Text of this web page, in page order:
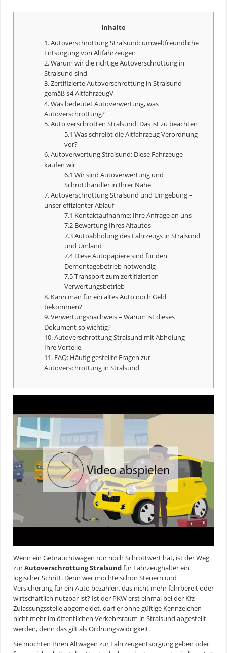
Inhalte
1. Autoverschrottung Stralsund: umweltfreundliche
Entsorgung von Altfahrzeugen
2. Warum wir die richtige Autoverschrottung in
Stralsund sind
3. Zertifizierte Autoverschrottung in Stralsund
gemäß §4 AltfahrzeugV
4. Was bedeutetAutoverwertung, was
Autoverschrottung?
5. Auto verschrotten Stralsund: Das ist zu beachten
5.1 Was schreibt die Altfahrzeug Verordnung
vor?
6.AutoverwertungStralsund: Diese Fahrzeuge
kaufen wir
6.1 Wir sind Autoverwertung und
Schrotthändler in Ihrer Nähe
7. Autoverschrottung Stralsund und Umgebung –
unser effizienter Ablauf
7.1 Kontaktaufnahme: Ihre Anfrage an uns
7.2 Bewertung Ihres Altautos
7.3 Autoabholung des Fahrzeugs in Stralsund
und Umland
7.4 Diese Autopapiere sind für den
Demontagebetrieb notwendig
7.5 Transport zum zertifizierten
Verwertungsbetrieb
8. Kann man für ein altes Auto noch Geld
bekommen?
9. Verwertungsnachweis – Warum ist dieses
Dokument so wichtig?
10. Autoverschrottung Stralsund mit Abholung –
Ihre Vorteile
11. FAQ: Häufig gestellte Fragen zur
Autoverschrottung in Stralsund
Wenn ein Gebrauchtwagen nur noch Schrottwert hat, ist der Weg
zurAutoverschrottung Stralsundfür Fahrzeughalter ein
logischer Schritt. Denn wer möchte schon Steuern und
Versicherung für ein Auto bezahlen, das nicht mehr fahrbereit oder
wirtschaftlich nutzbar ist? Ist der PKW erst einmal bei der Kfz-
Zulassungsstelle abgemeldet, darf er ohne gültige Kennzeichen
nicht mehr im öffentlichen Verkehrsraum in Stralsund abgestellt
werden, denn das gilt als Ordnungswidrigkeit.
Sie möchten Ihren Altwagen zur Fahrzeugentsorgung geben oder